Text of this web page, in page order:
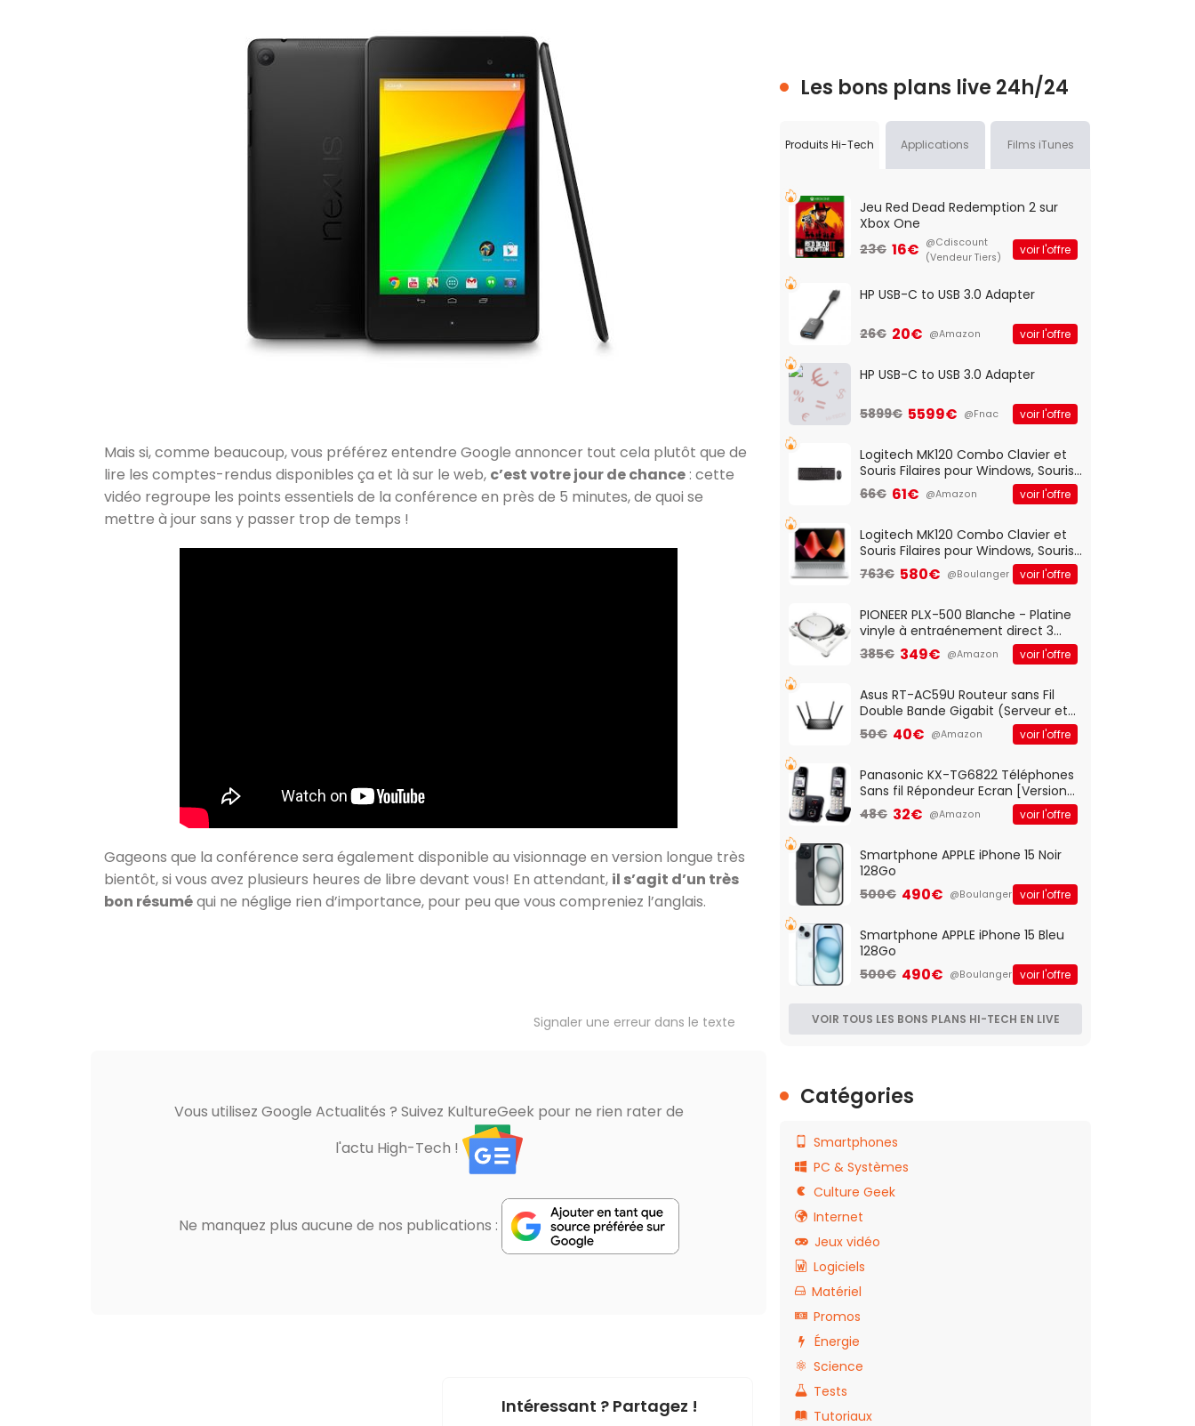
Mais si, comme beaucoup, vous préférez entendre Google annoncer tout cela plutôt que de
lire les comptes-rendus disponibles ça et là sur le web, c’est votre jour de chance : cette
vidéo regroupe les points essentiels de la conférence en près de 5 minutes, de quoi se
mettre à jour sans y passer trop de temps !
Gageons que la conférence sera également disponible au visionnage en version longue très
bientôt, si vous avez plusieurs heures de libre devant vous! En attendant, il s’agit d’un très
bon résuméqui ne néglige rien d’importance, pour peu que vous compreniez l’anglais.
Signaler une erreur dans le texte
Vous utilisez Google Actualités ? Suivez KultureGeek pour ne rien rater de
l'actu High-Tech !
Ne manquez plus aucune de nos publications :
Intéressant ? Partagez !
Les bons plans live 24h/24
Produits Hi-Tech Applications Films iTunes
Jeu Red Dead Redemption 2 sur
Xbox One
23€ 16€ @Cdiscount
(Vendeur Tiers)
voir l'offre
HP USB-C to USB 3.0 Adapter
26€ 20€ @Amazon voir l'offre
HP USB-C to USB 3.0 Adapter
5899€ 5599€ @Fnac voir l'offre
Logitech MK120 Combo Clavier et
Souris Filaires pour Windows, Souris
Optique Filaire, Connexion USB Plug
And Play, Confortable, Taille
QWERTY UK - Noir
66€ 61€ @Amazon voir l'offre
Logitech MK120 Combo Clavier et
Souris Filaires pour Windows, Souris
Optique Filaire, Connexion USB Plug
And Play, Confortable, Taille
QWERTY UK - Noir
763€ 580€ @Boulanger voir l'offre
PIONEER PLX-500 Blanche - Platine
vinyle à entraénement direct 3
vitesses (33-45-78 trs/min) avec
pre-ampli intégré et port USB
385€ 349€ @Amazon voir l'offre
Asus RT-AC59U Routeur sans Fil
Double Bande Gigabit (Serveur et
Client VPN, Triple Vlan, Mode Point
d'accès et Bridge, contrôle
50€ 40€ @Amazon voir l'offre
Panasonic KX-TG6822 Téléphones
Sans fil Répondeur Ecran [Version
Française]
48€ 32€ @Amazon voir l'offre
Smartphone APPLE iPhone 15 Noir
128Go
500€ 490€ @Boulanger voir l'offre
Smartphone APPLE iPhone 15 Bleu
128Go
500€ 490€ @Boulanger voir l'offre
VOIR TOUS LES BONS PLANS HI-TECH EN LIVE
Catégories
Smartphones
PC & Systèmes
Culture Geek
Internet
Jeux vidéo
Logiciels
Matériel
Promos
Énergie
Science
Tests
Tutoriaux